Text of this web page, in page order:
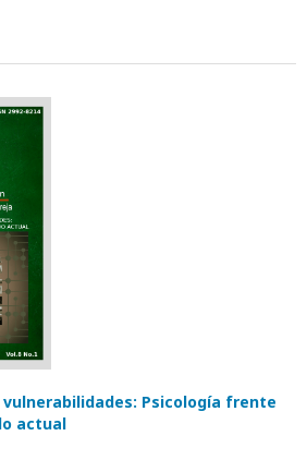
Psicología frente
actual